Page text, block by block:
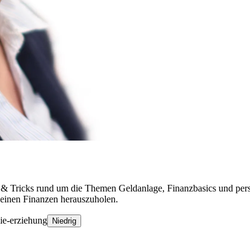
rund um die Themen Geldanlage, Finanzbasics und
Finanzen herauszuholen.
erziehung Niedrig